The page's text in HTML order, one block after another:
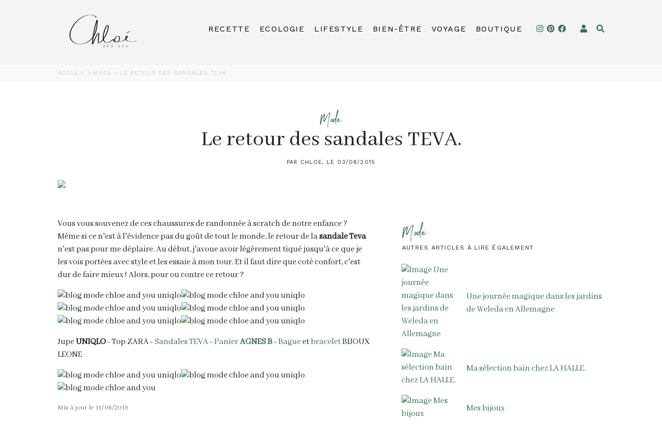
RECETTE ECOLOGIE LIFESTYLE BIEN-ÊTRE VOYAGE BOUTIQUE
ACCUEIL MODE LE RETOUR DES SANDALES TEVA.
Mode
Le retour des sandales TEVA.
PAR CHLOE, LE 03/08/2015
Vous vous souvenez de ces chaussures de randonnée à scratch de notre enfance ?
Même si ce n'est à l'évidence pas du goût de tout le monde, le retour de lasandale Teva
n'est pas pour me déplaire. Au début, j'avoue avoir légèrement tiqué jusqu'à ce que je
les vois portées avec style et les essaie à mon tour. Et il faut dire que coté confort, c'est
dur de faire mieux ! Alors, pour ou contre ce retour ?
JupeUNIQLO- Top ZARA -Sandales TEVA-PanierAGNES B-BagueetbraceletBIJOUX
LEONE
Mis à jour le 11/08/2019
Mode
AUTRES ARTICLES À LIRE ÉGALEMENT
Une journée magique dans les jardins
de Weleda en Allemagne
Ma sélection bain chez LA HALLE.
Mes bijoux